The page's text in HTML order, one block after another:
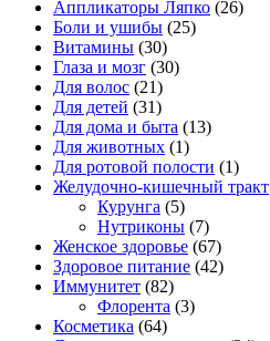
Аппликаторы Ляпко (26)
Боли и ушибы (25)
Витамины (30)
Глаза и мозг (30)
Для волос (21)
Для детей (31)
Для дома и быта (13)
Для животных (1)
Для ротовой полости (1)
Желудочно-кишечный тракт
Курунга (5)
Нутриконы (7)
Женское здоровье (67)
Здоровое питание (42)
Иммунитет (82)
Флорента (3)
Косметика (64)